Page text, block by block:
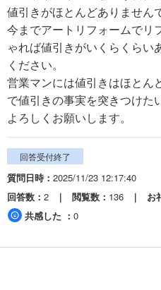
値引きがほとんどありません
今までアートリフォームでリ
ゃれば値引きがいくらくらい
ください。
営業マンには値引きはほとん
で値引きの事実を突きつけた
よろしくお願いします。
回答受付終了
質問日時
2025/11/23 12:17:40
回答数
2 閲覧数 136 お
共感した
0